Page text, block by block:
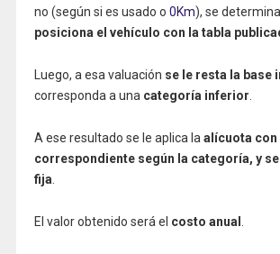
no (según si es usado o 0Km), se
posiciona el vehículo con la tabla
Luego, a esa valuación se le resta la base
corresponda a una categoría inferior.
A ese resultado se le aplica la alícuota
correspondiente según la categoría, y
fija
El valor obtenido será el costo anual